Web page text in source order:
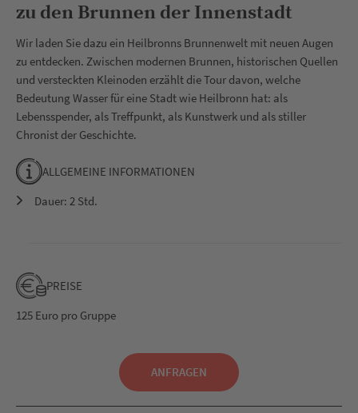
zu den Brunnen der Innenstadt
Wir laden Sie dazu ein Heilbronns Brunnenwelt mit neuen Augen
zu entdecken. Zwischen modernen Brunnen, historischen Quellen
und versteckten Kleinoden erzählt die Tour davon, welche
Bedeutung Wasser für eine Stadt wie Heilbronn hat: als
Lebensspender, als Treffpunkt, als Kunstwerk und als stiller
Chronist der Geschichte.
ALLGEMEINE INFORMATIONEN
Dauer: 2 Std.
PREISE
125 Euro pro Gruppe
ANFRAGEN